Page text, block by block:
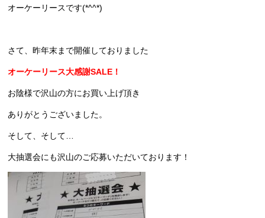
オーケーリースです(*^^*)
さて、昨年末まで開催しておりました
オーケーリース大感謝SALE！
お陰様で沢山の方にお買い上げ頂き
ありがとうございました。
そして、そして…
大抽選会にも沢山のご応募いただいております！